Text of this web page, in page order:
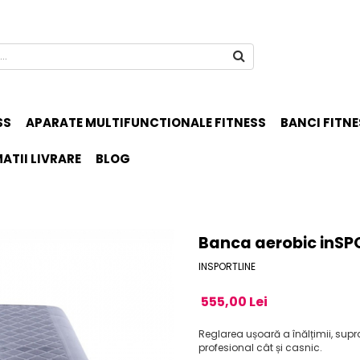
APARATE MULTIFUNCTIONALE FITNESS BANCI
LIVRARE BLOG
Banca aerobic
INSPORTLINE
555,00 Lei
Reglarea ușoară a înălțimii,
profesional cât și casnic.